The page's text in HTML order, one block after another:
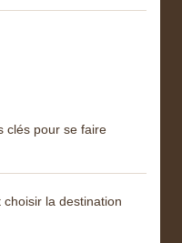
clés pour se faire
la destination